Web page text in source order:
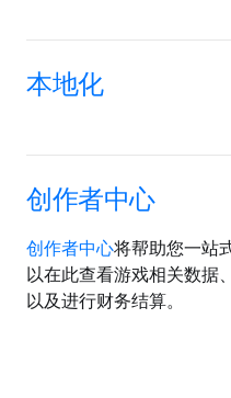
本地化
创作者中心
创作者中心将帮助您一站
以在此查看游戏相关数据
以及进行财务结算。